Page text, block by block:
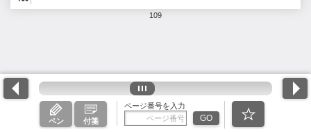
109
ペン 付箋
ページ番号を入力
GO